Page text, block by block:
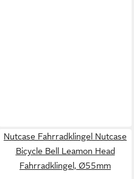
Nutcase Fahrradklingel Nutcase
Bicycle Bell Leamon Head
Fahrradklingel, Ø55mm